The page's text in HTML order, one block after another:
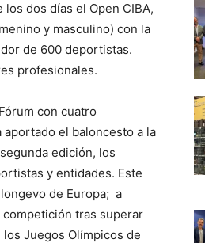
dos días el Open CIBA,
y masculino) con la
de 600 deportistas.
profesionales.
con cuatro
el baloncesto a la
edición, los
y entidades. Este
de Europa; a
competición tras superar
Juegos Olímpicos de